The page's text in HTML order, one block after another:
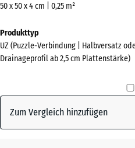
zu
Farben?
Farbpalette
Grasgrün(active)
50 x 50 x 4 cm | 0,25 m²
Abmessungen
für
den
x
540
Produkttyp
UZ (Puzzle-Verbindung | Halbversatz
Drainageprofil ab 2,5 cm Plattenstärke)
Zum Vergleich hinzufügen